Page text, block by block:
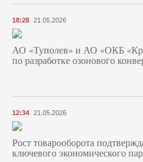
18:28 21.05.2026
АО «Туполев» и АО «ОКБ
по разработке озонового
12:34 21.05.2026
Рост товарооборота
ключевого экономического